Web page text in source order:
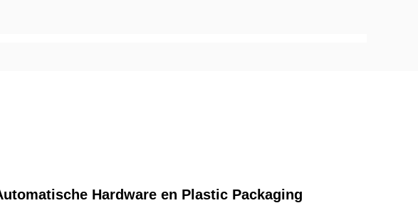
Hardware en Plastic Packaging